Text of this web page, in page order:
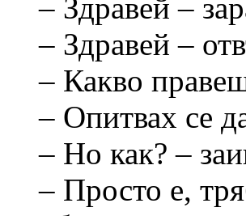
– Здравей –
– Здравей –
– Какво
– Опитвах се
– Но как? –
– Просто е,